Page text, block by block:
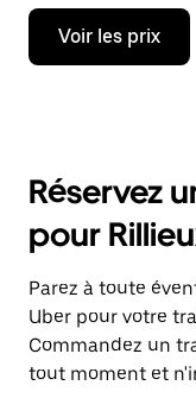
Appuyez
la
ouvrir
calendrier
et
sélectionner
une
date.
Appuyez
sur
la
Voir les prix
Réservez
pour
Parez à toute
Uber pour votre
Commandez un
tout moment et